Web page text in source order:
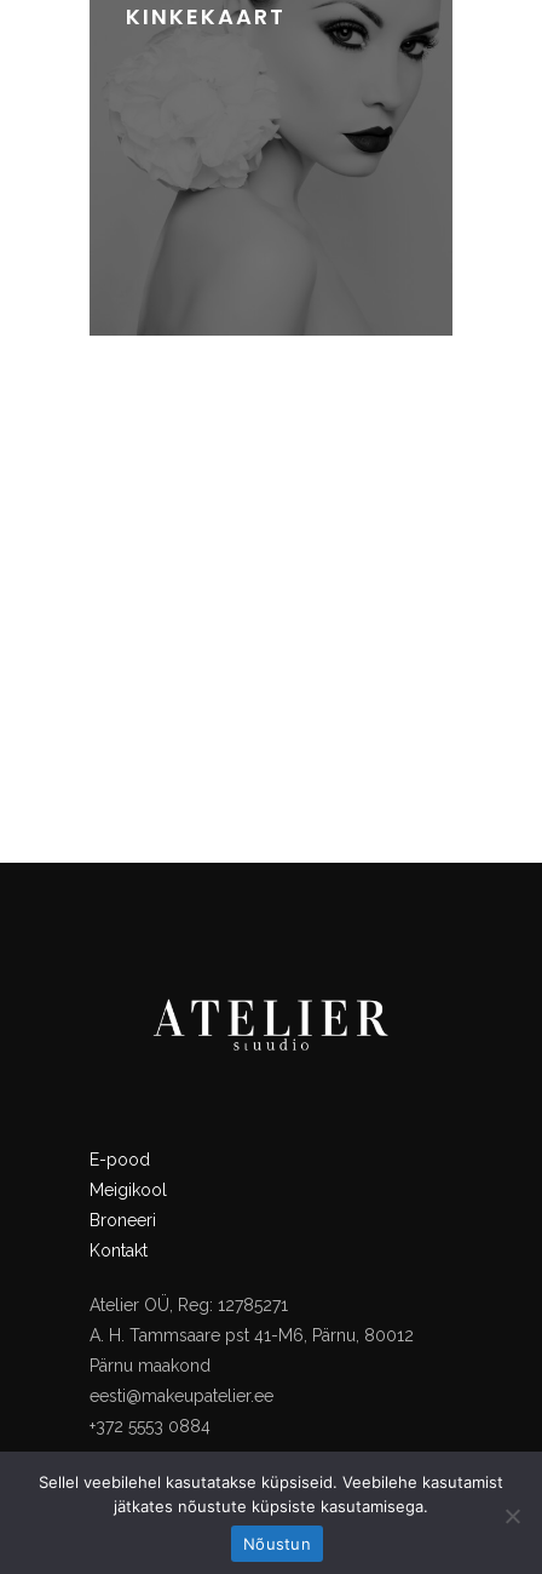
KINKEKAART
E-pood
Meigikool
Broneeri
Kontakt
Atelier OÜ, Reg: 12785271
A. H. Tammsaare pst 41-M6, Pärnu, 80012
Pärnu maakond
eesti@makeupatelier.ee
+372 5553 0884
Sellel veebilehel kasutatakse küpsiseid. Veebilehe kasutamist
jätkates nõustute küpsiste kasutamisega.
Nõustun